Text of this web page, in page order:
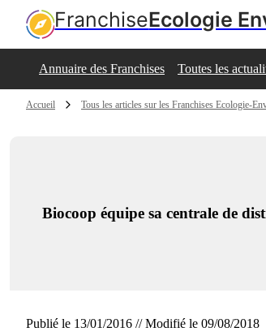
FranchiseEcologie
Annuaire des Franchises Toutes les
Accueil Tous les articles sur les Franchises Ecologie-
Biocoop équipe sa centrale de
Publié le 13/01/2016 // Modifié le 09/08/2018